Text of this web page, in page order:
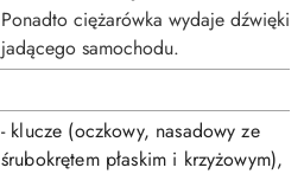
Ponadto ciężarówka wydaje dźwięki
jadącego samochodu.
- klucze (oczkowy, nasadowy ze
śrubokrętem płaskim i krzyżowym),